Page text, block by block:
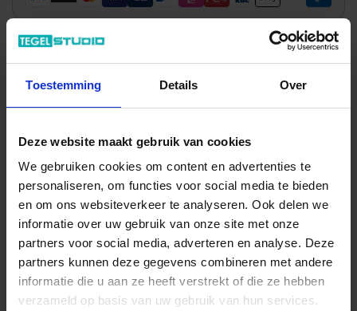
Toestemming Details Over
Deze website maakt gebruik van cookies
We gebruiken cookies om content en advertenties te
personaliseren, om functies voor social media te bieden
en om ons websiteverkeer te analyseren. Ook delen we
informatie over uw gebruik van onze site met onze
partners voor social media, adverteren en analyse. Deze
partners kunnen deze gegevens combineren met andere
informatie die u aan ze heeft verstrekt of die ze hebben
verzameld op basis van uw gebruik van hun services.
Onze verkoopspecialisten staan graag voor je klaar:
Di – Vr 09.00 – 18.00
+31 (0) 478 - 69 11 63 Productaanvraag
Quintessenza Tinte Indrukken